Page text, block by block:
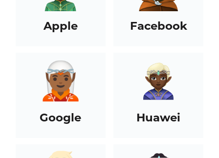
Apple Facebook
Google Huawei